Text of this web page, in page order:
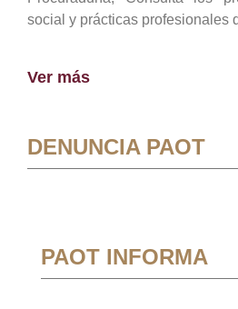
social y prácticas profesionales
Ver más
DENUNCIA PAOT
PAOT INFORMA